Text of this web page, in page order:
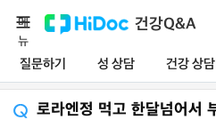
건강Q&A
질문하기 성 상담 건강 상담
메
뉴
로라엔정 먹고 한달넘어서